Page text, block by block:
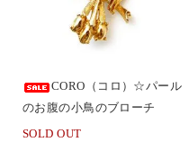
CORO（コロ）☆パール
のお腹の小鳥のブローチ
SOLD OUT